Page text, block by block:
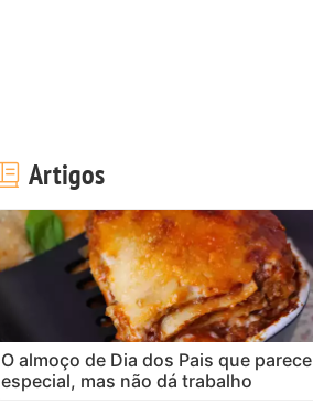
Artigos
O almoço de Dia dos Pais que parece
especial, mas não dá trabalho